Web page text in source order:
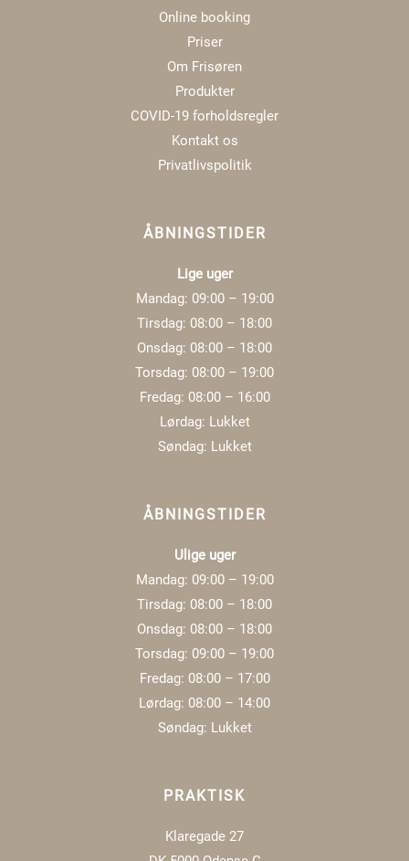
Online booking
Priser
Om Frisøren
Produkter
COVID-19 forholdsregler
Kontakt os
Privatlivspolitik
ÅBNINGSTIDER
Lige uger
Mandag: 09:00 – 19:00
Tirsdag: 08:00 – 18:00
Onsdag: 08:00 – 18:00
Torsdag: 08:00 – 19:00
Fredag: 08:00 – 16:00
Lørdag: Lukket
Søndag: Lukket
ÅBNINGSTIDER
Ulige uger
Mandag: 09:00 – 19:00
Tirsdag: 08:00 – 18:00
Onsdag: 08:00 – 18:00
Torsdag: 09:00 – 19:00
Fredag: 08:00 – 17:00
Lørdag: 08:00 – 14:00
Søndag: Lukket
PRAKTISK
Klaregade 27